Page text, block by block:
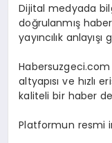
Dijital medyada
doğrulanmış
yayıncılık
altyapısı ve hızlı
kaliteli bir haber
Platformun resmi